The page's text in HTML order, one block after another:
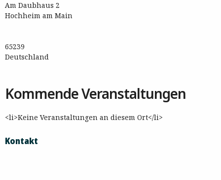
Am Daubhaus 2
Hochheim am Main
65239
Deutschland
Kommende Veranstaltungen
<li>Keine Veranstaltungen an diesem Ort</li>
Kontakt